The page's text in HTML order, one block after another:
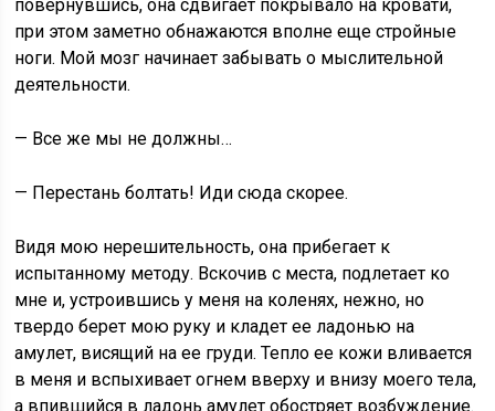
повернувшись, она сдвигает покрывало на кровати,
при этом заметно обнажаются вполне еще стройные
ноги. Мой мозг начинает забывать о мыслительной
деятельности.
— Все же мы не должны…
— Перестань болтать! Иди сюда скорее.
Видя мою нерешительность, она прибегает к
испытанному методу. Вскочив с места, подлетает ко
мне и, устроившись у меня на коленях, нежно, но
твердо берет мою руку и кладет ее ладонью на
амулет, висящий на ее груди. Тепло ее кожи вливается
в меня и вспыхивает огнем вверху и внизу моего тела,
а впившийся в ладонь амулет обостряет возбуждение.